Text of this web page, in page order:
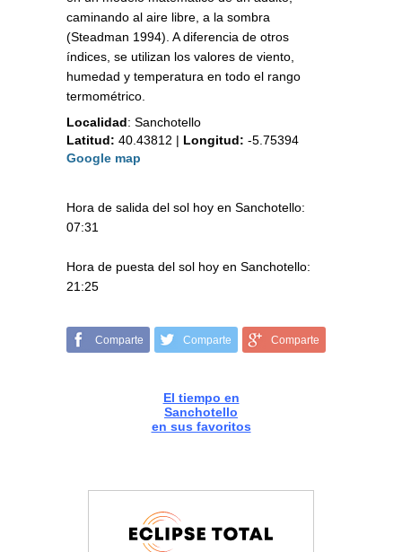
caminando al aire libre, a la sombra
(Steadman 1994). A diferencia de otros
índices, se utilizan los valores de viento,
humedad y temperatura en todo el rango
termométrico.
Localidad: Sanchotello
Latitud: 40.43812 | Longitud: -5.75394
Google map
Hora de salida del sol hoy en Sanchotello:
07:31
Hora de puesta del sol hoy en Sanchotello:
21:25
Comparte Comparte Comparte
El tiempo en
Sanchotello
en sus favoritos